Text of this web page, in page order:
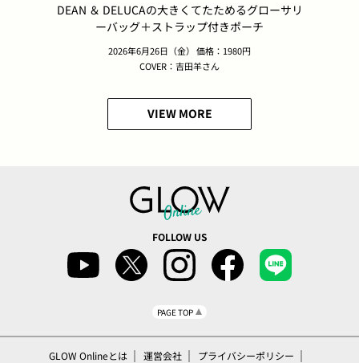
DEAN ＆ DELUCAの大きくてたためるグローサリ
ーバッグ＋ストラップ付きポーチ
2026年6月26日（金） 価格：1980円
COVER：吉田羊さん
VIEW MORE
FOLLOW US
PAGE TOP
GLOW Onlineとは 運営会社
プライバシーポリシー